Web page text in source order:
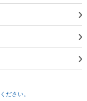
ださい。